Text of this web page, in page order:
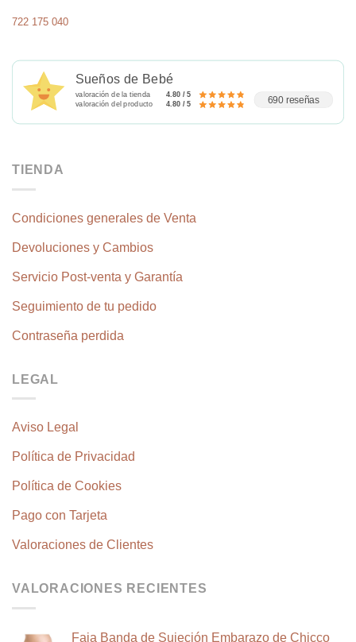
722 175 040
Sueños de Bebé
valoración de la tienda
4.80 / 5
valoración del producto
4.80 / 5 690 reseñas
TIENDA
Condiciones generales de Venta
Devoluciones y Cambios
Servicio Post-venta y Garantía
Seguimiento de tu pedido
Contraseña perdida
LEGAL
Aviso Legal
Política de Privacidad
Política de Cookies
Pago con Tarjeta
Valoraciones de Clientes
VALORACIONES RECIENTES
Faja Banda de Sujeción Embarazo de Chicco